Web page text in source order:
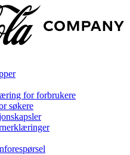
for forbrukere
søkere